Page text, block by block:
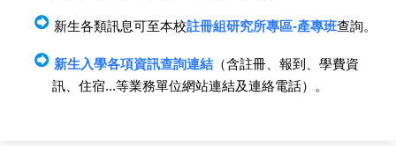
新生各類訊息可至本校註冊組研究所專區-產專班查詢。
新生入學各項資訊查詢連結（含註冊、報到、學費資
訊、住宿...等業務單位網站連結及連絡電話）。